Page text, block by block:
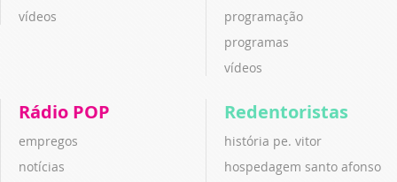
vídeos
programação
programas
vídeos
Rádio POP
empregos
notícias
Redentoristas
história pe. vitor
hospedagem santo afonso